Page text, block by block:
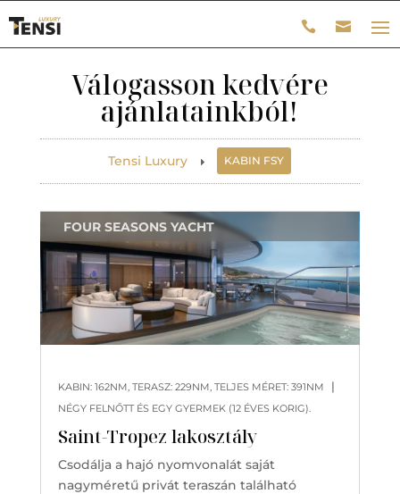
Válogasson kedvére
ajánlatainkból!
Tensi Luxury E KABIN FSY
Saint-Tropez lakosztály
KABIN: 162NM, TERASZ: 229NM, TELJES MÉRET: 391NM |
NÉGY FELNŐTT ÉS EGY GYERMEK (12 ÉVES KORIG).
FOUR SEASONS YACHT
Csodálja a hajó nyomvonalát saját
nagyméretű privát teraszán található